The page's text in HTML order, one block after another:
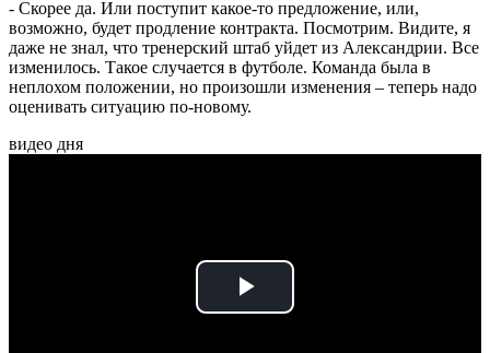
- Скорее да. Или поступит какое-то предложение, или,
возможно, будет продление контракта. Посмотрим. Видите, я
даже не знал, что тренерский штаб уйдет из Александрии. Все
изменилось. Такое случается в футболе. Команда была в
неплохом положении, но произошли изменения – теперь надо
оценивать ситуацию по-новому.
видео дня
Play